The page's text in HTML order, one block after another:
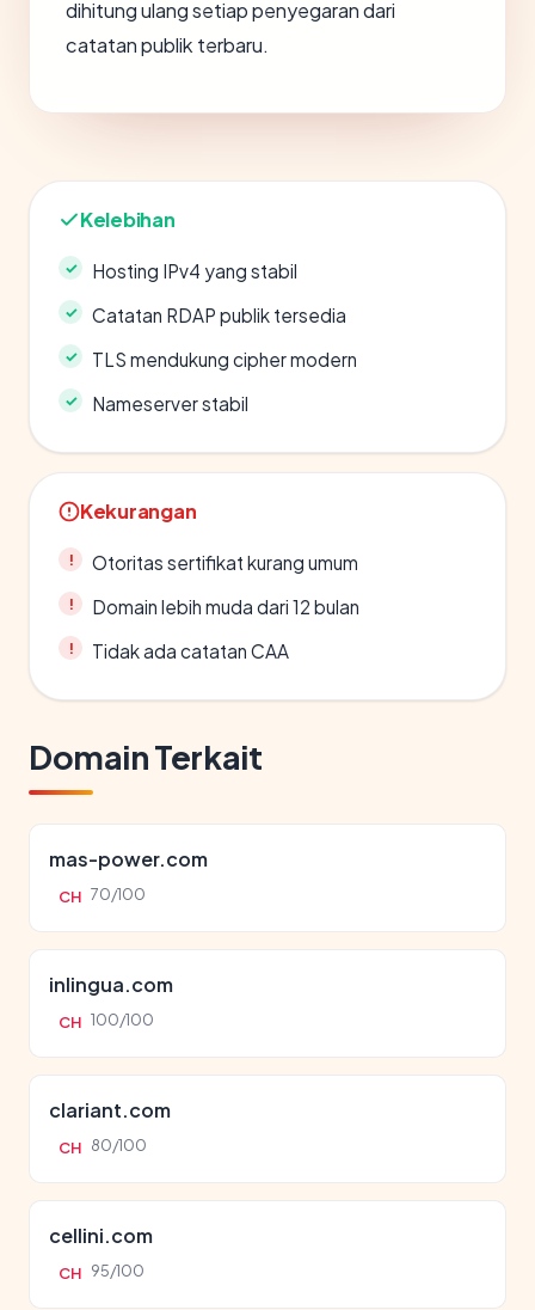
dihitung ulang setiap penyegaran dari
catatan publik terbaru.
Kelebihan
Hosting IPv4 yang stabil
Catatan RDAP publik tersedia
TLS mendukung cipher modern
Nameserver stabil
Kekurangan
Otoritas sertifikat kurang umum
Domain lebih muda dari 12 bulan
Tidak ada catatan CAA
Domain Terkait
mas-power.com
CH 70/100
inlingua.com
CH 100/100
clariant.com
CH 80/100
cellini.com
CH 95/100